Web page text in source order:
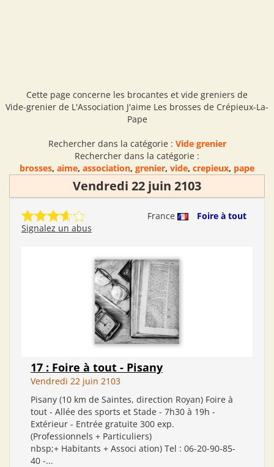
Cette page concerne les brocantes et vide greniers de
Vide-grenier de L'Association J'aime Les brosses de Crépieux-La-
Pape
Rechercher dans la catégorie : Vide grenier
Rechercher dans la catégorie :
brosses, aime, association, grenier, vide, crepieux, pape
Vendredi 22 juin 2103
France
Foire à tout
Signalez un abus
17 : Foire à tout - Pisany
Vendredi 22 juin 2103
Pisany (10 km de Saintes, direction Royan) Foire à
tout - Allée des sports et Stade - 7h30 à 19h -
Extérieur - Entrée gratuite 300 exp.
(Professionnels + Particuliers)
nbsp;+ Habitants + Associ ation) Tel : 06-20-90-85-
40 -...